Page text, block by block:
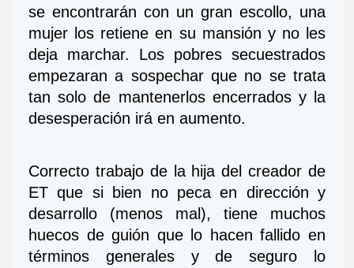
se encontrarán con un gran escollo, una
mujer los retiene en su mansión y no les
deja marchar. Los pobres secuestrados
empezaran a sospechar que no se trata
tan solo de mantenerlos encerrados y la
desesperación irá en aumento.
Correcto trabajo de la hija del creador de
ET que si bien no peca en dirección y
desarrollo (menos mal), tiene muchos
huecos de guión que lo hacen fallido en
términos generales y de seguro lo